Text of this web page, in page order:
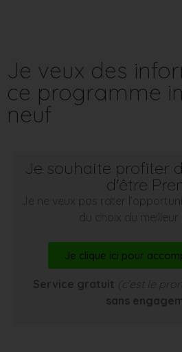
Je veux des
ce programme
neuf
Je souhaite profiter
d'être
Je ne veux pas rater
du choix du
Je clique ici pour
Service gratuit (c’est le
sans